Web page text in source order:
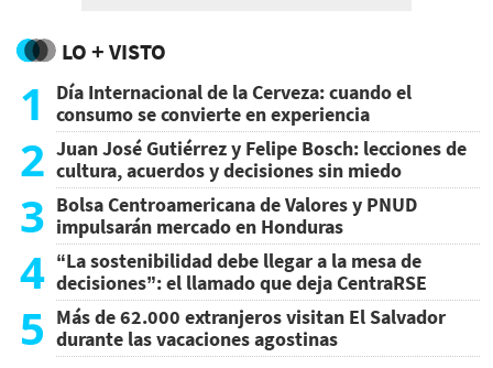
LO + VISTO
1
Día Internacional de la Cerveza: cuando el
consumo se convierte en experiencia
2 Juan José Gutiérrez y Felipe Bosch: lecciones de
cultura, acuerdos y decisiones sin miedo
3 Bolsa Centroamericana de Valores y PNUD
impulsarán mercado en Honduras
4 “La sostenibilidad debe llegar a la mesa de
decisiones”: el llamado que deja CentraRSE
5 Más de 62.000 extranjeros visitan El Salvador
durante las vacaciones agostinas